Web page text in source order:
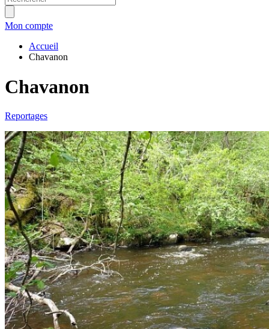
Mon compte
Accueil
Chavanon
Chavanon
Reportages